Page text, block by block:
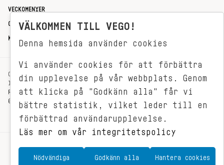
VECKOMENYER
OM OSS
KONTAKT
OXENSTIERNSGATAN 33
114 27 STOCKHOLM
REDAKTIONEN@VEGOMAGASINET.SE
08-799 62 01
VÄLKOMMEN TILL VEGO!
Denna hemsida använder cookies
Vi använder cookies för att förbättra
din upplevelse på vår webbplats. Genom
att klicka på "Godkänn alla" får vi
bättre statistik, vilket leder till en
förbättrad användarupplevelse.
Läs mer om vår integritetspolicy
Nödvändiga Godkänn alla Hantera cookies